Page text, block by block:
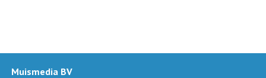
Muismedia BV